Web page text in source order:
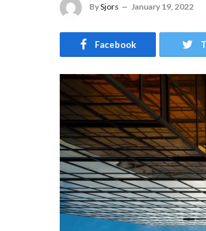
BySjors January 19, 2022
Facebook